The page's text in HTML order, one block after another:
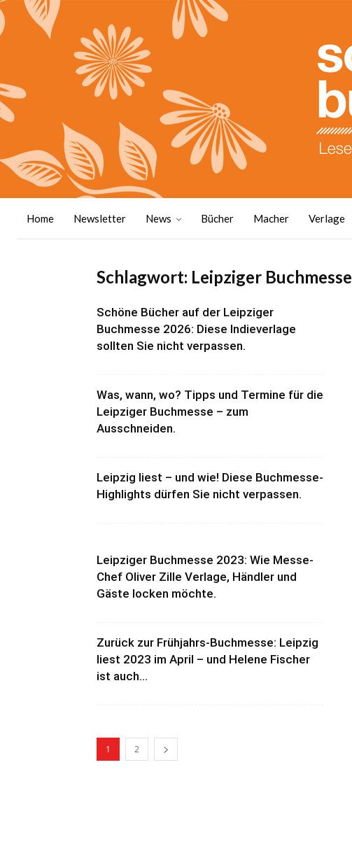
Home Newsletter News Bücher Macher Verlage
Schlagwort: Leipziger Buchmesse
Schöne Bücher auf der Leipziger
Buchmesse 2026: Diese Indieverlage
sollten Sie nicht verpassen.
Was, wann, wo? Tipps und Termine für die
Leipziger Buchmesse – zum
Ausschneiden.
Leipzig liest – und wie! Diese Buchmesse-
Highlights dürfen Sie nicht verpassen.
Leipziger Buchmesse 2023: Wie Messe-
Chef Oliver Zille Verlage, Händler und
Gäste locken möchte.
Zurück zur Frühjahrs-Buchmesse: Leipzig
liest 2023 im April – und Helene Fischer
ist auch...
1 2